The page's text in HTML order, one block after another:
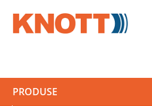
PRODUSE